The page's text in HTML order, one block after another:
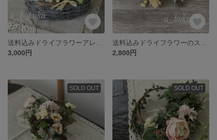
3,000円
2,800円
SOLD OUT SOLD OUT